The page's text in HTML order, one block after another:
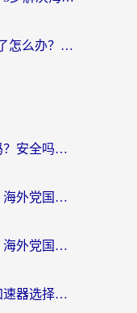
喜马拉雅FM在马来西亚用不了怎么办？海外华人亲测有效的回国加速指南
在国外打鸣潮用加速器有用吗？安全吗？海外玩家国服游戏加速全指南
德国怎么玩地鼠传奇不卡顿？海外党国服游戏加速全攻略（含战双EVE实用指南）
超越时空的猫加速器排行榜：海外党国服游戏不卡顿的终极选择指南
英国玩枪神纪总卡顿？这篇加速器选择指南帮你告别延迟（附实测推荐）